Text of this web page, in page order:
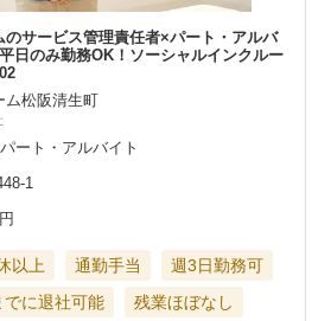
のサービス管理責任者×パート・アルバ
日のみ勤務OK！ソーシャルインクルー
ム松阪清生町
ート・アルバイト
1
以上 通勤手当
週3日勤務可
でに退社可能 残業ほぼなし